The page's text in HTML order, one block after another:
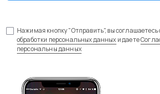
Нажимая кнопку "Отправить", вы соглашаетесь
обработки персональных данных и даете
персональны данных